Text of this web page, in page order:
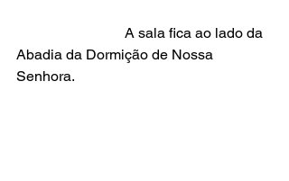
Abadia da Dormição de Nossa
Senhora.